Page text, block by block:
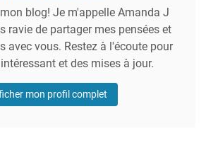
blog! Je m'appelle Amanda J
ravie de partager mes pensées et
avec vous. Restez à l'écoute pour
et des mises à jour.
mon profil complet